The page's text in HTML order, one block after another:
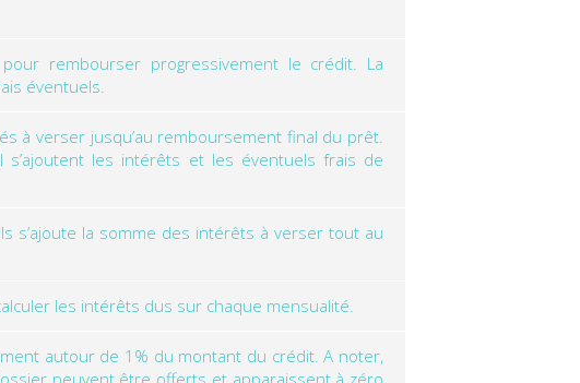
rembourser progressivement le crédit. La
éventuels.
à verser jusqu’au remboursement final du prêt.
les intérêts et les éventuels frais de
s’ajoute la somme des intérêts à verser tout au
les intérêts dus sur chaque mensualité.
autour de 1% du montant du crédit. A noter,